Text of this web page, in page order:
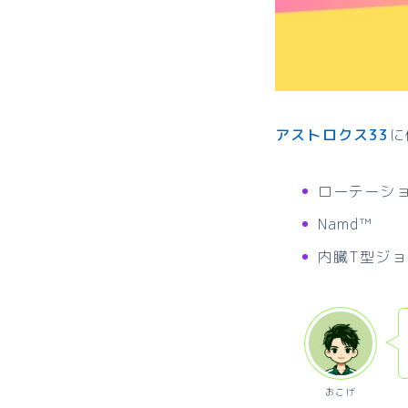
アストロクス33
ローテーシ
Namd™
内臓T型ジ
おこげ